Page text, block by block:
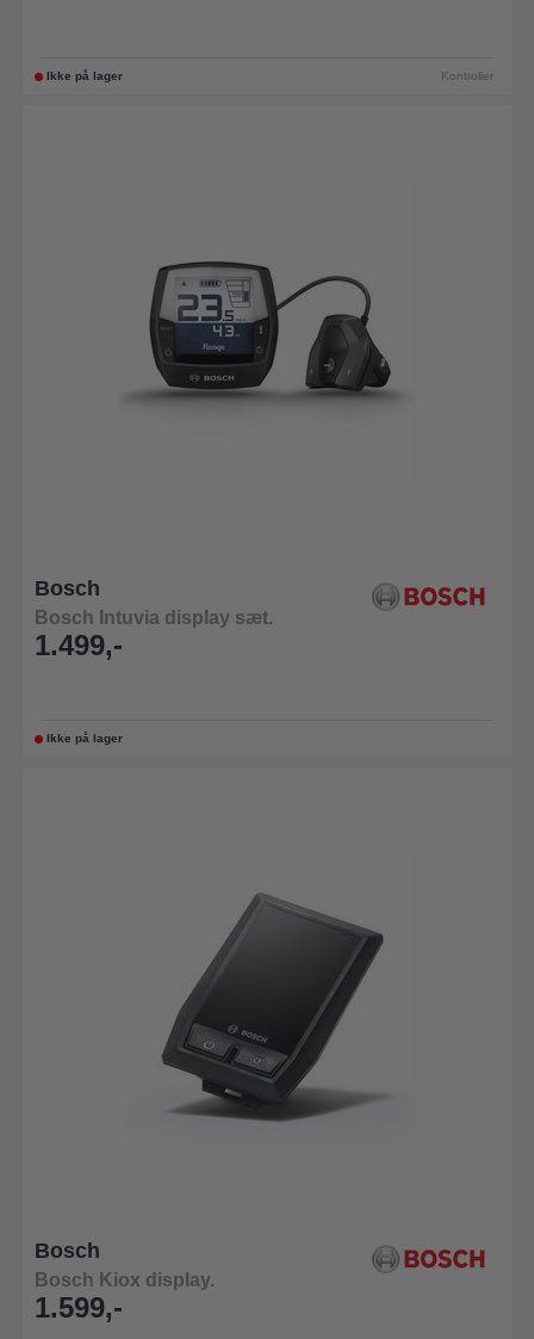
Ikke på lager Kontroller
Bosch
Bosch Intuvia display sæt.
1.499,-
Ikke på lager
Bosch
Bosch Kiox display.
1.599,-